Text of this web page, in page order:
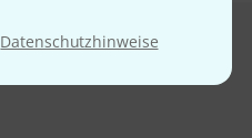
Datenschutzhinweise